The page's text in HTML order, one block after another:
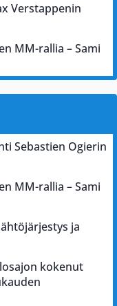
Verstappenin
MM-rallia – Sami
Sebastien Ogierin
MM-rallia – Sami
ja
kokenut